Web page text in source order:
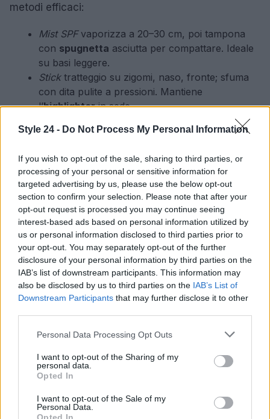
Style 24 - Do Not Process My Personal Information
If you wish to opt-out of the sale, sharing to third parties, or
processing of your personal or sensitive information for
targeted advertising by us, please use the below opt-out
section to confirm your selection. Please note that after your
opt-out request is processed you may continue seeing
interest-based ads based on personal information utilized by
us or personal information disclosed to third parties prior to
your opt-out. You may separately opt-out of the further
disclosure of your personal information by third parties on the
IAB’s list of downstream participants. This information may
also be disclosed by us to third parties on the IAB’s List of
Downstream Participants that may further disclose it to other
Please note that this website/app uses one or more Google
not limited to your visit or usage behaviour. You may click to
grant or deny consent to Google and its third-party tags to
use your data for below specified purposes in below Google
consent section.
Personal Data Processing Opt Outs
I want to opt-out of the Sharing of my
personal data.
Opted In
I want to opt-out of the Sale of my
Personal Data.
metodi efficaci:
Mist SPFvaporizza a 20–30 cm, poi tampona
con spugnetta asciutta per compattare. Ideale
su basi leggere.
Sticktratteggio su zigomi, naso, fronte; sfuma
con dita pulite a pressioni. Mantiene
l’highlighterin sede.
Restituisce coprenza soft mantenendo ilfinish
Ritocchi smart: se la pelle lucida, tampona prima
con carta assorbente e solo dopo aggiungiSPF
Evita strati eccessivi di cipria: meglio micro-dose e
pressare, così ilglowresta controllato. Borse e
tasche apprezzano formati compatti e chiusure
ermetiche per evitare sprechi.
Riapplicazione al mare: resistenza, sale
e sabbia
pratica:
Basescegli una
o lotion con resistenza
all’acqua; applica a pelle asciutta prima di uscire.
Ritocco post-bagnoasciuga tamponando,
rimuovi sale con acqua dolce quando possibile e